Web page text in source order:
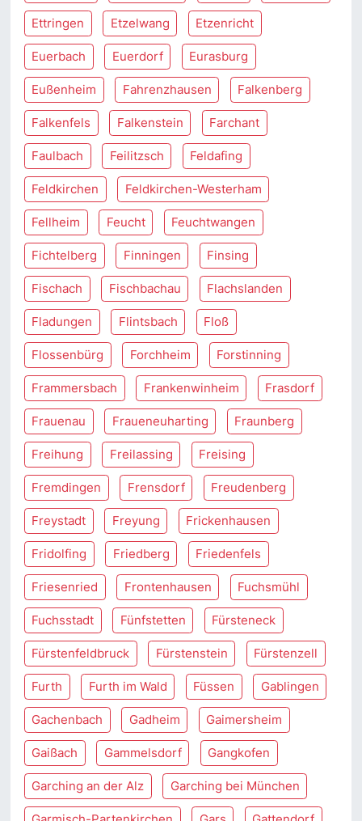
Ettringen Etzelwang Etzenricht
Euerbach Euerdorf Eurasburg
Eußenheim Fahrenzhausen Falkenberg
Falkenfels Falkenstein Farchant
Faulbach Feilitzsch Feldafing
Feldkirchen Feldkirchen-Westerham
Fellheim Feucht Feuchtwangen
Fichtelberg Finningen Finsing
Fischach Fischbachau Flachslanden
Fladungen Flintsbach Floß
Flossenbürg Forchheim Forstinning
Frammersbach Frankenwinheim Frasdorf
Frauenau Fraueneuharting Fraunberg
Freihung Freilassing Freising
Fremdingen Frensdorf Freudenberg
Freystadt Freyung Frickenhausen
Fridolfing Friedberg Friedenfels
Friesenried Frontenhausen Fuchsmühl
Fuchsstadt Fünfstetten Fürsteneck
Fürstenfeldbruck Fürstenstein Fürstenzell
Furth Furth im Wald Füssen Gablingen
Gachenbach Gadheim Gaimersheim
Gaißach Gammelsdorf Gangkofen
Garching an der Alz Garching bei München